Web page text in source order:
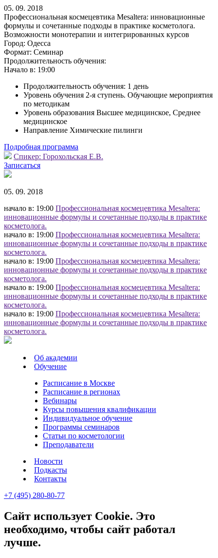
05. 09. 2018
Профессиональная космецевтика Mesaltera: инновационные
формулы и сочетанные подходы в практике косметолога.
Возможности монотерапии и интегрированных курсов
Город: Одесса
Формат: Семинар
Продолжительность обучения:
Начало в: 19:00
Продолжительность обучения: 1 день
Уровень обучения 2-я ступень. Обучающие мероприятия
по методикам
Уровень образования Высшее медицинское, Среднее
медицинское
Направление Химические пилинги
Подробная программа
Спикер: Горохольская Е.В.
Записаться
05. 09. 2018
начало в: 19:00 Профессиональная космецевтика Mesaltera:
инновационные формулы и сочетанные подходы в практике
косметолога.
начало в: 19:00 Профессиональная космецевтика Mesaltera:
инновационные формулы и сочетанные подходы в практике
косметолога.
начало в: 19:00 Профессиональная космецевтика Mesaltera:
инновационные формулы и сочетанные подходы в практике
косметолога.
начало в: 19:00 Профессиональная космецевтика Mesaltera:
инновационные формулы и сочетанные подходы в практике
косметолога.
начало в: 19:00 Профессиональная космецевтика Mesaltera:
инновационные формулы и сочетанные подходы в практике
косметолога.
Об академии
Обучение
Расписание в Москве
Расписание в регионах
Вебинары
Курсы повышения квалификации
Индивидуальное обучение
Программы семинаров
Статьи по косметологии
Преподаватели
Новости
Подкасты
Контакты
+7 (495) 280-80-77
Сайт использует Cookie. Это
необходимо, чтобы сайт работал
лучше.